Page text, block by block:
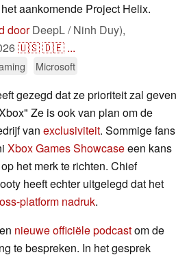
aankomende Project Helix.
doorDeepL / Ninh Duy),
🇺🇸🇩🇪 ...
Microsoft
gezegd dat ze prioriteit zal geven
Ze is ook van plan om de
van exclusiviteit. Sommige fans
Xbox Games Showcaseeen kans
het merk te richten. Chief
heeft echter uitgelegd dat het
platform nadruk.
nieuwe officiële podcastom de
te bespreken. In het gesprek